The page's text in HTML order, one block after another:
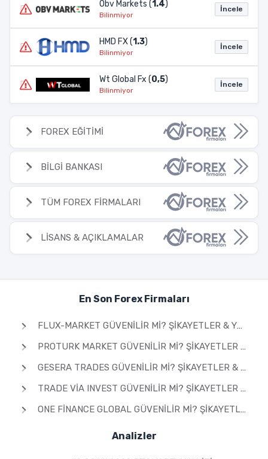
Obv Markets (1.4)
Bilinmiyor
İncele
HMD FX (1.3)
Bilinmiyor
İncele
Wt Global Fx (0,5)
Bilinmiyor
İncele
FOREX EĞİTİMİ
BİLGİ BANKASI
TÜM FOREX FİRMALARI
LİSANS & AÇIKLAMALAR
En Son Forex Firmaları
FLUX-MARKET GÜVENILIR MI? ŞIKAYETLER & YORUMLAR 2026
PROTURK MARKET GÜVENILIR MI? ŞIKAYETLER & YORUMLAR 2026
GESERA TRADES GÜVENILIR MI? ŞIKAYETLER & YORUMLAR 2026
TRADE VIA INVEST GÜVENILIR MI? ŞIKAYETLER & YORUMLAR 2026
ONE FINANCE GLOBAL GÜVENILIR MI? ŞIKAYETLER & YORUMLAR 2026
Analizler